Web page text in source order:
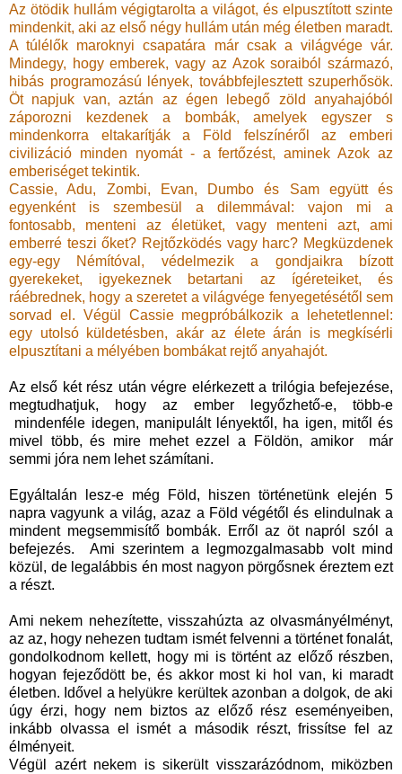
Az ötödik hullám végigtarolta a világot, és elpusztított szinte
mindenkit, aki az első négy hullám után még életben maradt.
A túlélők maroknyi csapatára már csak a világvége vár.
Mindegy, hogy emberek, vagy az Azok soraiból származó,
hibás programozású lények, továbbfejlesztett szuperhősök.
Öt napjuk van, aztán az égen lebegő zöld anyahajóból
záporozni kezdenek a bombák, amelyek egyszer s
mindenkorra eltakarítják a Föld felszínéről az emberi
civilizáció minden nyomát - a fertőzést, aminek Azok az
emberiséget tekintik.
Cassie, Adu, Zombi, Evan, Dumbo és Sam együtt és
egyenként is szembesül a dilemmával: vajon mi a
fontosabb, menteni az életüket, vagy menteni azt, ami
emberré teszi őket? Rejtőzködés vagy harc? Megküzdenek
egy-egy Némítóval, védelmezik a gondjaikra bízott
gyerekeket, igyekeznek betartani az ígéreteiket, és
ráébrednek, hogy a szeretet a világvége fenyegetésétől sem
sorvad el. Végül Cassie megpróbálkozik a lehetetlennel:
egy utolsó küldetésben, akár az élete árán is megkísérli
elpusztítani a mélyében bombákat rejtő anyahajót.
Az első két rész után végre elérkezett a trilógia befejezése,
megtudhatjuk, hogy az ember legyőzhető-e, több-e
mindenféle idegen, manipulált lényektől, ha igen, mitől és
mivel több, és mire mehet ezzel a Földön, amikor már
semmi jóra nem lehet számítani.
Egyáltalán lesz-e még Föld, hiszen történetünk elején 5
napra vagyunk a világ, azaz a Föld végétől és elindulnak a
mindent megsemmisítő bombák. Erről az öt napról szól a
befejezés. Ami szerintem a legmozgalmasabb volt mind
közül, de legalábbis én most nagyon pörgősnek éreztem ezt
a részt.
Ami nekem nehezítette, visszahúzta az olvasmányélményt,
az az, hogy nehezen tudtam ismét felvenni a történet fonalát,
gondolkodnom kellett, hogy mi is történt az előző részben,
hogyan fejeződött be, és akkor most ki hol van, ki maradt
életben. Idővel a helyükre kerültek azonban a dolgok, de aki
úgy érzi, hogy nem biztos az előző rész eseményeiben,
inkább olvassa el ismét a második részt, frissítse fel az
élményeit.
Végül azért nekem is sikerült visszarázódnom, miközben